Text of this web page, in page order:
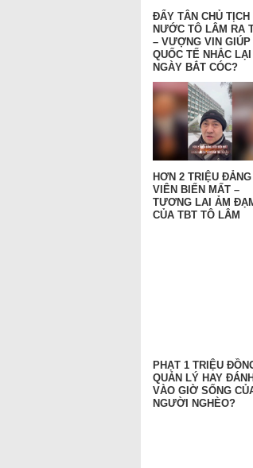
ĐẨY TÂN CHỦ TỊCH
NƯỚC TÔ LÂM RA
– VƯỢNG VIN GIÚP
QUỐC TẾ NHẮC LẠI
NGÀY BẮT CÓC?
HƠN 2 TRIỆU ĐẢNG
VIÊN BIẾN MẤT –
TƯƠNG LAI ẢM
CỦA TBT TÔ LÂM
PHẠT 1 TRIỆU
QUẢN LÝ HAY ĐÁNH
VÀO GIỜ SỐNG
NGƯỜI NGHÈO?